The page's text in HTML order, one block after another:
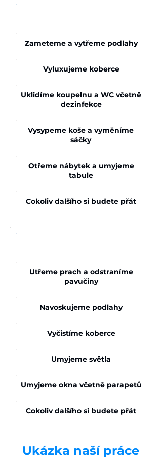
Zameteme a vytřeme podlahy
Vyluxujeme koberce
Uklidíme koupelnu a WC včetně
dezinfekce
Vysypeme koše a vyměníme
sáčky
Otřeme nábytek a umyjeme
tabule
Cokoliv dalšího si budete přát
Utřeme prach a odstraníme
pavučiny
Navoskujeme podlahy
Vyčistíme koberce
Umyjeme světla
Umyjeme okna včetně parapetů
Cokoliv dalšího si budete přát
Ukázka naší práce